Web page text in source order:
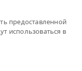
предоставленной
использоваться в